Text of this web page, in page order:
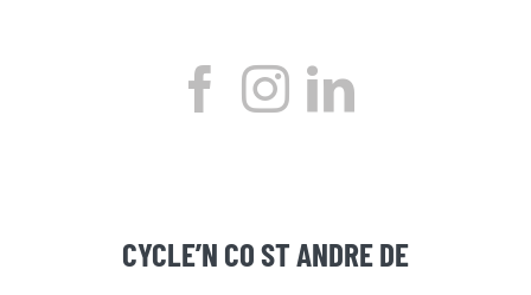
CYCLE’N CO ST ANDRE DE